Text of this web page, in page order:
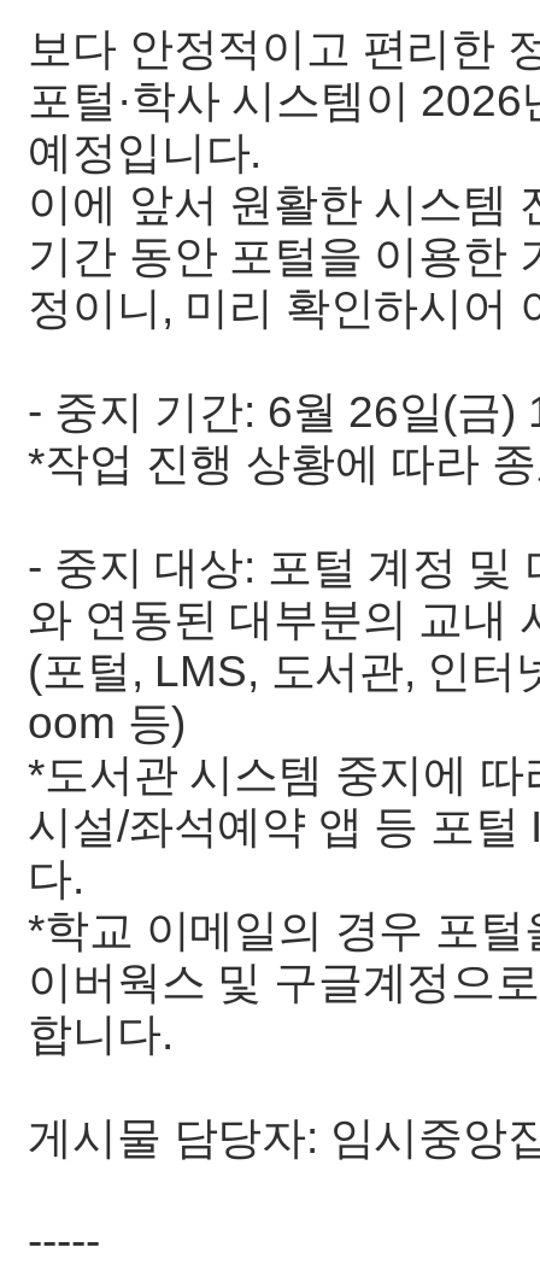
보다 안정적이고 편리한
포털·학사 시스템이
예정입니다.
이에 앞서 원활한 시스템
기간 동안 포털을 이용한
정이니, 미리 확인하시어
- 중지 기간: 6월 26일(금)
*작업 진행 상황에 따라
- 중지 대상: 포털 계정 및
와 연동된 대부분의 교내
(포털, LMS, 도서관, 인터
oom 등)
*도서관 시스템 중지에
시설/좌석예약 앱 등 포
다.
*학교 이메일의 경우 포
이버웍스 및 구글계정으
합니다.
게시물 담당자: 임시중앙
-----